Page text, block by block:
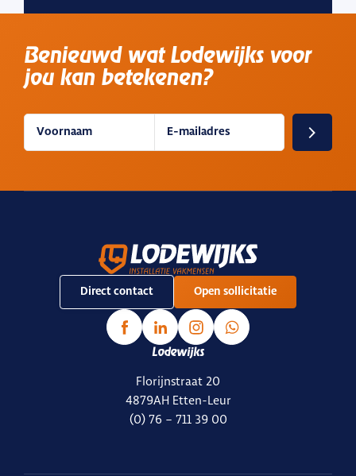
Benieuwd wat Lodewijks voor
jou kan betekenen?
Direct contact Open sollicitatie
Lodewijks
Florijnstraat 20
4879AH Etten-Leur
(0) 76 – 711 39 00